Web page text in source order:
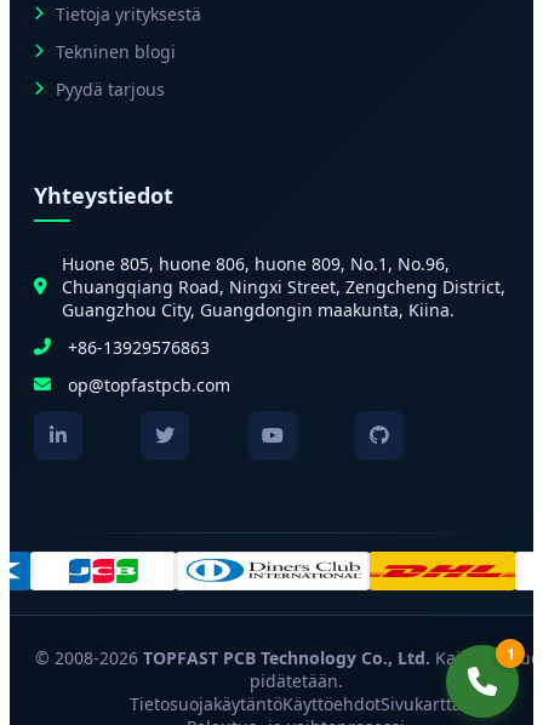
Tietoja yrityksestä
Tekninen blogi
Pyydä tarjous
Yhteystiedot
Huone 805, huone 806, huone 809, No.1, No.96,
Chuangqiang Road, Ningxi Street, Zengcheng District,
Guangzhou City, Guangdongin maakunta, Kiina.
+86-13929576863
op@topfastpcb.com
© 2008-2026 TOPFAST PCB Technology Co., Ltd. Kaikki
pidätetään.
TietosuojakäytäntöKäyttöehdotSivukartta
1